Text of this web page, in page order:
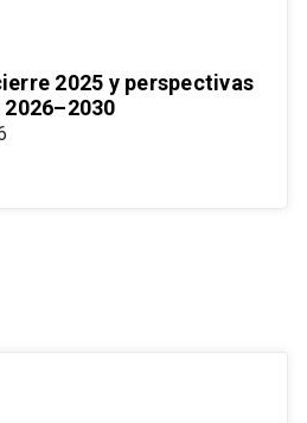
2025 y perspectivas